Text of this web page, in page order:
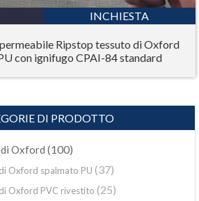
INCHIESTA
Ripstop tessuto di Oxford
con ignifugo CPAI-84 standard
DI PRODOTTO
Oxford (100)
Oxford spalmato PU (37)
Oxford PVC rivestito (25)